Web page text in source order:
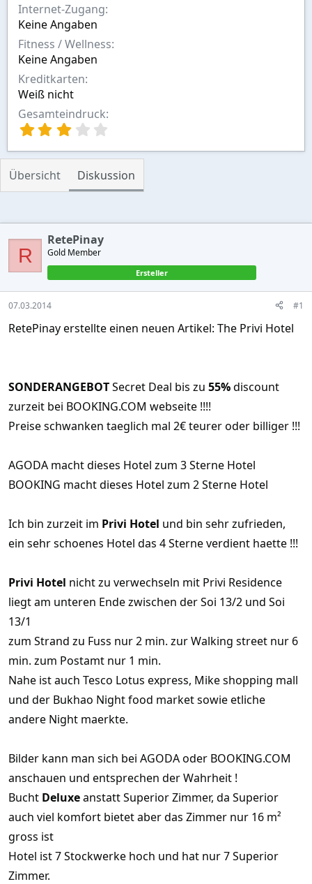
Internet-Zugang
Keine Angaben
Fitness / Wellness
Keine Angaben
Kreditkarten
Weiß nicht
Gesamteindruck
0
0
S
t
r
e
Übersicht Diskussion
R
RetePinay
Gold Member
Ersteller
07.03.2014 #1
RetePinay erstellte einen neuen Artikel: The Privi Hotel
SONDERANGEBOTSecret Deal bis zu 55%discount
zurzeit bei BOOKING.COM webseite !!!!
Preise schwanken taeglich mal 2€ teurer oder billiger !!!
AGODA macht dieses Hotel zum 3 Sterne Hotel
BOOKING macht dieses Hotel zum 2 Sterne Hotel
Ich bin zurzeit im Privi Hotel und bin sehr zufrieden,
ein sehr schoenes Hotel das 4 Sterne verdient haette !!!
Privi Hotel nicht zu verwechseln mit Privi Residence
liegt am unteren Ende zwischen der Soi 13/2 und Soi
13/1
zum Strand zu Fuss nur 2 min. zur Walking street nur 6
min. zum Postamt nur 1 min.
Nahe ist auch Tesco Lotus express, Mike shopping mall
und der Bukhao Night food market sowie etliche
andere Night maerkte.
Bilder kann man sich bei AGODA oder BOOKING.COM
anschauen und entsprechen der Wahrheit !
Bucht Deluxeanstatt Superior Zimmer, da Superior
auch viel komfort bietet aber das Zimmer nur 16 m²
gross ist
Hotel ist 7 Stockwerke hoch und hat nur 7 Superior
Zimmer.